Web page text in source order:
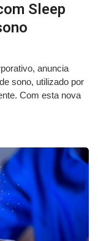
Sleep
anuncia
sono, utilizado por
Com esta nova